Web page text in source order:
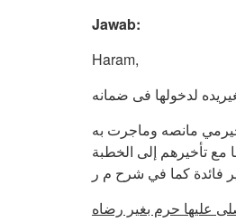
Jawab:
Haram,
مانصه وماجرت به
تأخيرهم إلى الخطبة
فائدة كما في شرح م ر
عليها حرم بغير رضاه